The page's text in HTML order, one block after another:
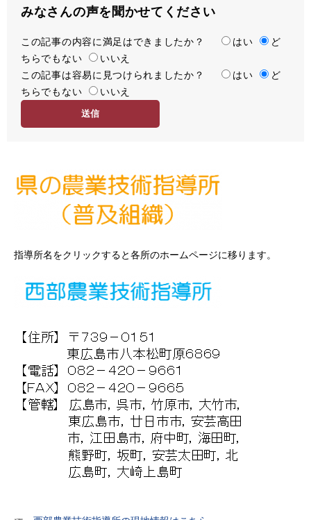
みなさんの声を聞かせてください
満
足
度
この記事の内容に満足はできましたか？ はい
ど
ちらでもない
いいえ
容
易
この記事は容易に見つけられましたか？ はい
ど
ちらでもない
いいえ
指導所名をクリックすると各所のホームページに移ります。